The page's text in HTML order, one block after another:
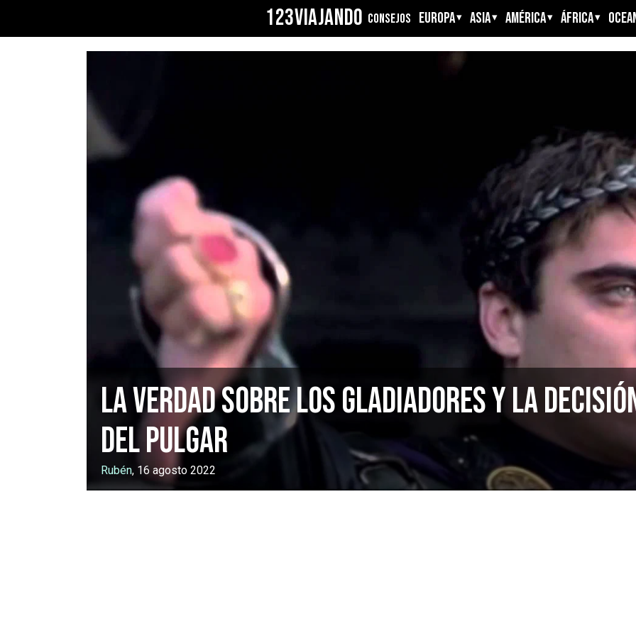
123VIAJANDO CONSEJOS EUROPA ASIA AMÉRICA ÁFRICA
La verdad sobre los gladiadores y la
del pulgar
Rubén, 16 agosto 2022